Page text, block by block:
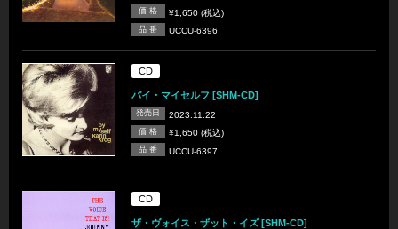
価 格 ¥1,650 (税込)
品 番 UCCU-6396
CD
バイ・マイセルフ [SHM-CD]
発売日 2023.11.22
価 格 ¥1,650 (税込)
品 番 UCCU-6397
CD
ザ・ヴォイス・ザット・イズ [SHM-CD]